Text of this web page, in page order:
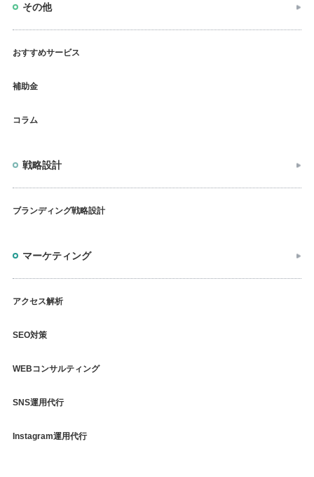
その他
おすすめサービス
補助金
コラム
戦略設計
ブランディング戦略設計
マーケティング
アクセス解析
SEO対策
WEBコンサルティング
SNS運用代行
Instagram運用代行